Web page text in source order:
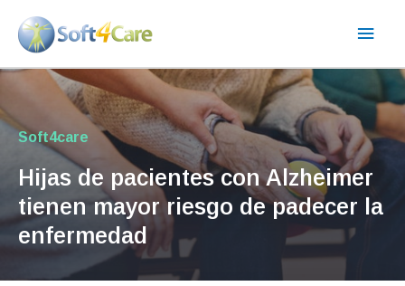
contenido
Soft4care
Hijas de pacientes con Alzheimer
tienen mayor riesgo de padecer la
enfermedad